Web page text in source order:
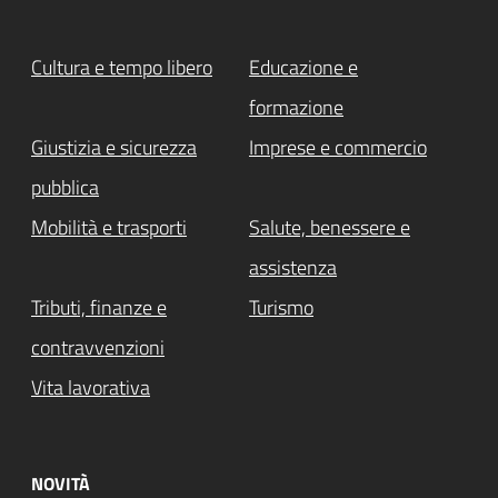
Cultura e tempo libero
Educazione e
formazione
Giustizia e sicurezza
pubblica
Imprese e commercio
Mobilità e trasporti
Salute, benessere e
assistenza
Tributi, finanze e
contravvenzioni
Turismo
Vita lavorativa
NOVITÀ